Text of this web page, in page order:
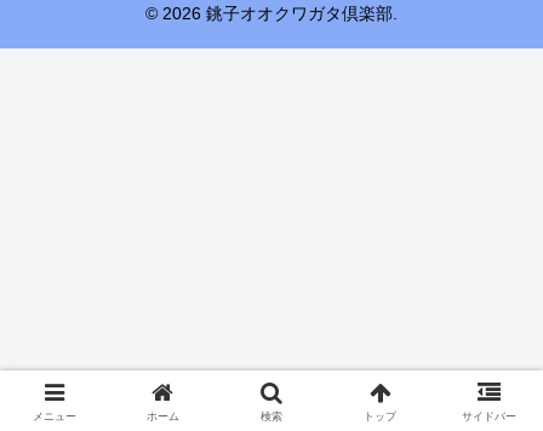
© 2026 銚子オオクワガタ倶楽部.
メニュー ホーム 検索 トップ サイドバー